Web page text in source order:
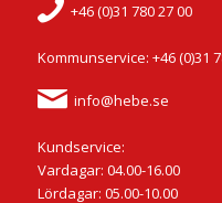
+46 (0)31 780 27 00
Kommunservice: +46 (0)31
info@hebe.se
Kundservice:
Vardagar: 04.00-16.00
Lördagar: 05.00-10.00